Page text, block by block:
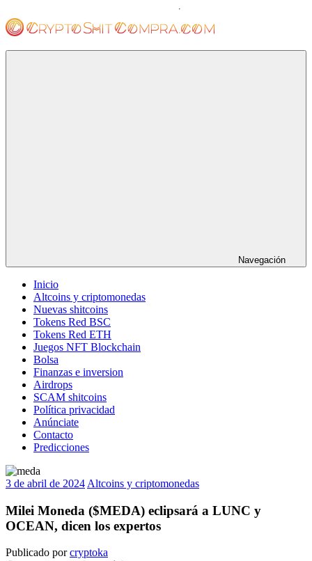
al
contenido
Navegación
Inicio
Altcoins y criptomonedas
Nuevas shitcoins
Tokens Red BSC
Tokens Red ETH
Juegos NFT Blockchain
Bolsa
Finanzas e inversion
Airdrops
SCAM shitcoins
Política privacidad
Anúnciate
Contacto
Predicciones
3 de abril de 2024 Altcoins y criptomonedas
Milei Moneda ($MEDA) eclipsará a LUNC y
OCEAN, dicen los expertos
Publicado porcryptoka